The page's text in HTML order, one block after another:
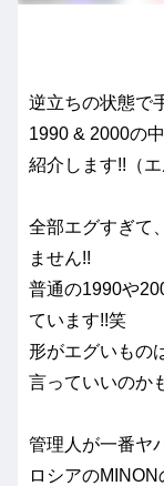
逆立ちの状態で
1990 & 2000の
紹介します!!（
全部エグすぎて
ません!!
普通の1990や
ています!!笑
形がエグいもの
言っていいのか
管理人が一番ヤ
ロシアの